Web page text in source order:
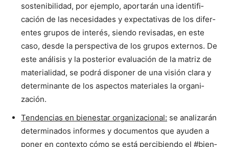
sosteni­bil­i­dad, por ejem­p­lo, apor­tarán una iden­ti­fi­
cación de las necesi­dades y expec­ta­ti­vas de los difer­
entes gru­pos de interés, sien­do revisadas, en este
caso, des­de la per­spec­ti­va de los gru­pos exter­nos. De
este análi­sis y la pos­te­ri­or eval­u­ación de la matriz de
mate­ri­al­i­dad, se podrá dispon­er de una visión clara y
deter­mi­nante de los aspec­tos mate­ri­ales la orga­ni­
zación.
Ten­den­cias en bien­es­tar orga­ni­za­cional: se analizarán
deter­mi­na­dos informes y doc­u­men­tos que ayu­den a
pon­er en con­tex­to cómo se está percibi­en­do el #bien­